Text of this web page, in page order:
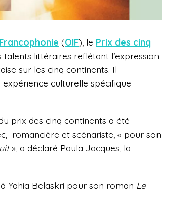
Francophonie (OIF), le Prix des cinq
littéraires reflétant l’expression
sur les cinq continents. Il
expérience culturelle spécifique
prix des cinq continents a été
romancière et scénariste, « pour son
», a déclaré Paula Jacques, la
Yahia Belaskri pour son roman Le